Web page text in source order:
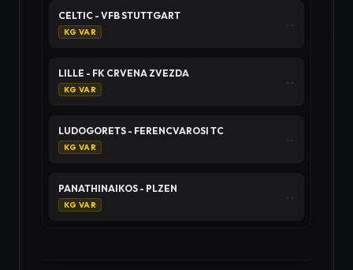
CELTIC - VFB STUTTGART
KG VAR
LILLE - FK CRVENA ZVEZDA
KG VAR
LUDOGORETS - FERENCVAROSI TC
KG VAR
PANATHINAIKOS - PLZEN
KG VAR